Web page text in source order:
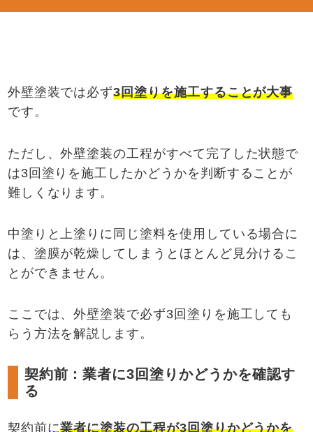
外壁塗装では必ず3回塗りを施工することが大事
です。
ただし、外壁塗装の工程がすべて完了した状態で
は3回塗りを施工したかどうかを判断することが
難しくなります。
中塗りと上塗りに同じ塗料を使用している場合に
は、塗膜が乾燥してしまうとほとんど見分けるこ
とができません。
ここでは、外壁塗装で必ず3回塗りを施工しても
らう方法を解説します。
契約前：業者に3回塗りかどうかを確認す
る
契約前に業者に塗装の工程が3回塗りかどうかを